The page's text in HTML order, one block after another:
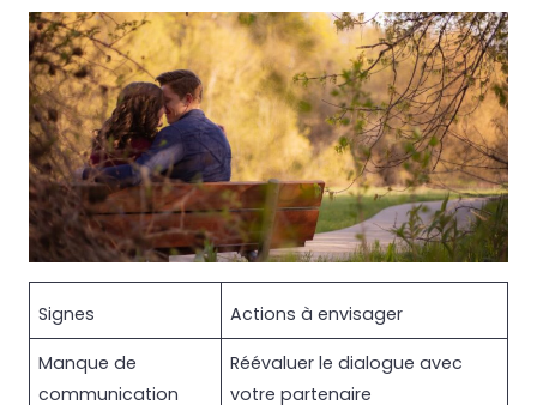
Signes Actions à envisager
Manque de
communication
Réévaluer le dialogue avec
votre partenaire